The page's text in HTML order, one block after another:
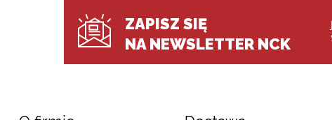
ZAPISZ SIĘ
NA NEWSLETTER NCK